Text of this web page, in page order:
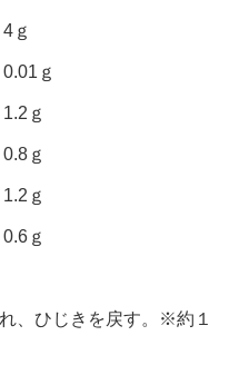
ｇ
、ひじきを戻す。※約１